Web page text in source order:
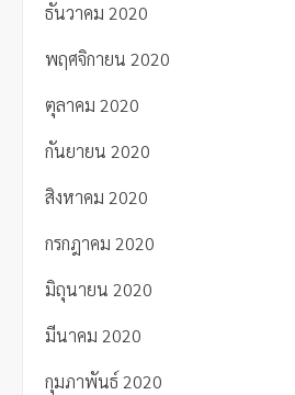
ธันวาคม 2020
พฤศจิกายน 2020
ตุลาคม 2020
กันยายน 2020
สิงหาคม 2020
กรกฎาคม 2020
มิถุนายน 2020
มีนาคม 2020
กุมภาพันธ์ 2020